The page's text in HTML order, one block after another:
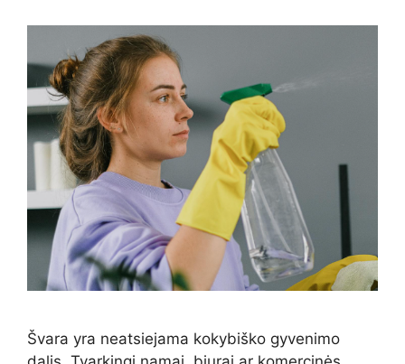
Švara yra neatsiejama kokybiško gyvenimo